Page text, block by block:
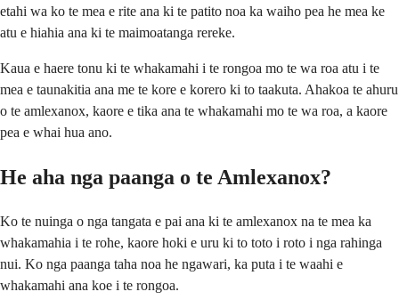
etahi wa ko te mea e rite ana ki te patito noa ka waiho pea he mea ke
atu e hiahia ana ki te maimoatanga rereke.
Kaua e haere tonu ki te whakamahi i te rongoa mo te wa roa atu i te
mea e taunakitia ana me te kore e korero ki to taakuta. Ahakoa te ahuru
o te amlexanox, kaore e tika ana te whakamahi mo te wa roa, a kaore
pea e whai hua ano.
He aha nga paanga o te Amlexanox?
Ko te nuinga o nga tangata e pai ana ki te amlexanox na te mea ka
whakamahia i te rohe, kaore hoki e uru ki to toto i roto i nga rahinga
nui. Ko nga paanga taha noa he ngawari, ka puta i te waahi e
whakamahi ana koe i te rongoa.